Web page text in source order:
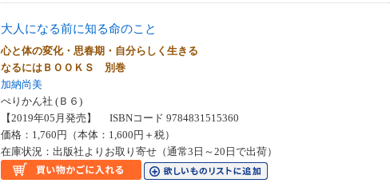
大人になる前に知る命のこと
心と体の変化・思春期・自分らしく生きる
なるにはＢＯＯＫＳ 別巻
加納尚美
ぺりかん社 (Ｂ６)
【2019年05月発売】 ISBNコード 9784831515360
価格：1,760円（本体：1,600円＋税）
在庫状況：出版社よりお取り寄せ（通常3日～20日で出荷）